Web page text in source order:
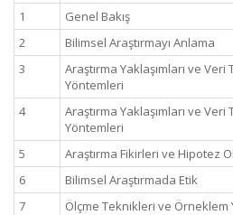
1
Genel Bakış
2
Bilimsel Araştırmayı Anlama
3
Araştırma Yaklaşımları ve Veri
Yöntemleri
4
Araştırma Yaklaşımları ve Veri
Yöntemleri
5
Araştırma Fikirleri ve Hipotez
6
Bilimsel Araştırmada Etik
7
Ölçme Teknikleri ve Örneklem